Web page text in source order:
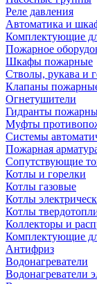
Реле давления
Автоматика и
Комплектующие
Пожарное
Шкафы пожарные
Стволы, рукава и
Клапаны
Огнетушители
Гидранты
Муфты
Системы
Пожарная
Сопутствующие
Котлы и горелки
Котлы газовые
Котлы
Котлы
Коллекторы и
Комплектующие
Антифриз
Водонагреватели
Водонагреватели